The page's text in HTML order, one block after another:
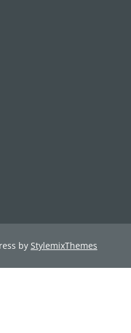
by StylemixThemes